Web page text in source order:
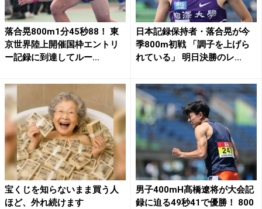
落合晃800m1分45秒88！ 東
京世界陸上開催国枠エントリ
ー記録に到達してルー...
日本記録保持者・落合晃が今
季800m初戦 「調子を上げら
れている」 明日決勝のレ...
宝くじを知らないまま買う人
ほど、外れ続けます
男子400mH髙橋遼将が大会記
録に迫る49秒41で優勝！ 800